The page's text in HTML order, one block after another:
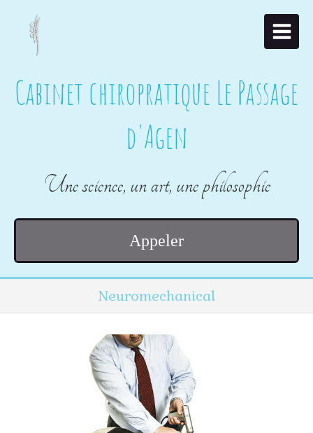
Cabinet chiropratique Le Passage
d'Agen
Une science, un art, une philosophie
Appeler
Neuromechanical